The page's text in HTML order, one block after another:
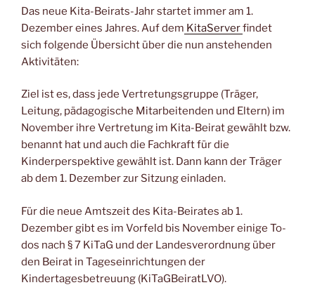
Das neue Kita-Beirats-Jahr startet immer am 1.
Dezember eines Jahres. Auf dem KitaServerfindet
sich folgende Übersicht über die nun anstehenden
Aktivitäten:
Ziel ist es, dass jede Vertretungsgruppe (Träger,
Leitung, pädagogische Mitarbeitenden und Eltern) im
November ihre Vertretung im Kita-Beirat gewählt bzw.
benannt hat und auch die Fachkraft für die
Kinderperspektive gewählt ist. Dann kann der Träger
ab dem 1. Dezember zur Sitzung einladen.
Für die neue Amtszeit des Kita-Beirates ab 1.
Dezember gibt es im Vorfeld bis November einige To-
dos nach § 7 KiTaG und der Landesverordnung über
den Beirat in Tageseinrichtungen der
Kindertagesbetreuung (KiTaGBeiratLVO).